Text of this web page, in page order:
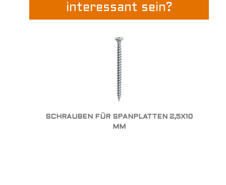
interessant sein?
SCHRAUBEN FÜR SPANPLATTEN 2,5X10
MM